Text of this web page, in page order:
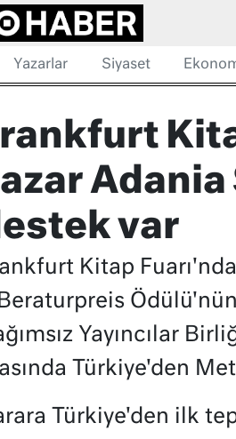
Yazarlar Siyaset
Adania
var
Kitap
Yayıncılar
Türkiye'den
Türkiye'den ilk